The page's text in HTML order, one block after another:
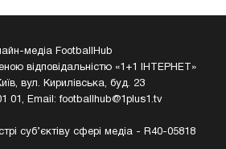
медіа FootballHub
відповідальністю «1+1 ІНТЕРНЕТ»
вул. Кирилівська, буд. 23
01, Email:footballhub@1plus1.tv
суб’єктіву сфері медіа - R40-05818